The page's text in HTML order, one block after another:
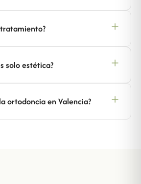
solo estética?
ortodoncia en Valencia?